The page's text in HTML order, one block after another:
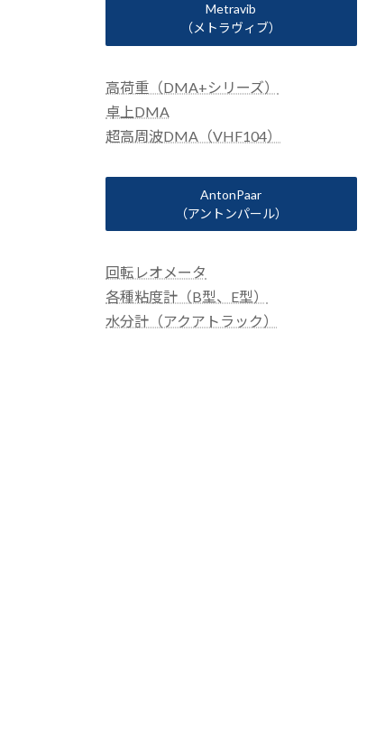
Metravib
（メトラヴィブ）
高荷重（DMA+シリーズ）
卓上DMA
超高周波DMA（VHF104）
AntonPaar
（アントンパール）
回転レオメータ
各種粘度計（B型、E型）
水分計（アクアトラック）